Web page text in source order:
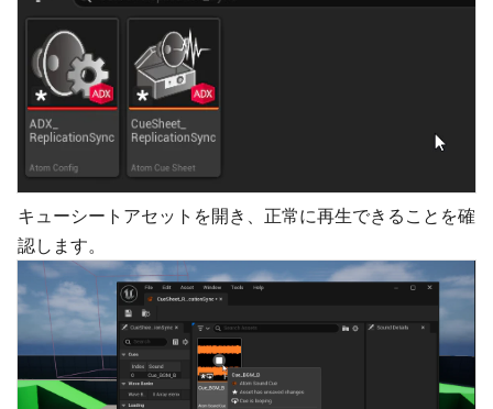
キューシートアセットを開き、正常に再生できることを確
認します。